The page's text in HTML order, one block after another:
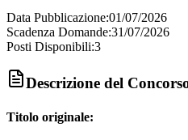
Data Pubblicazione:01/07/2026
Scadenza Domande:31/07/2026
Posti Disponibili:3
Descrizione del
Titolo originale: